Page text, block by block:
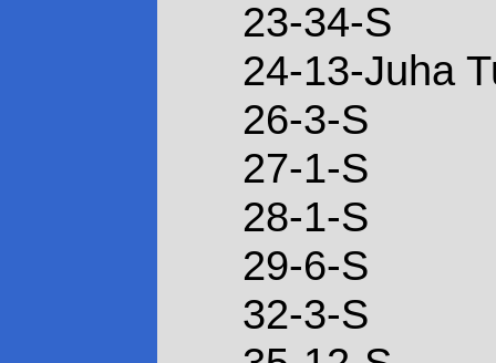
23-34-S
24-13-Juha
26-3-S
27-1-S
28-1-S
29-6-S
32-3-S